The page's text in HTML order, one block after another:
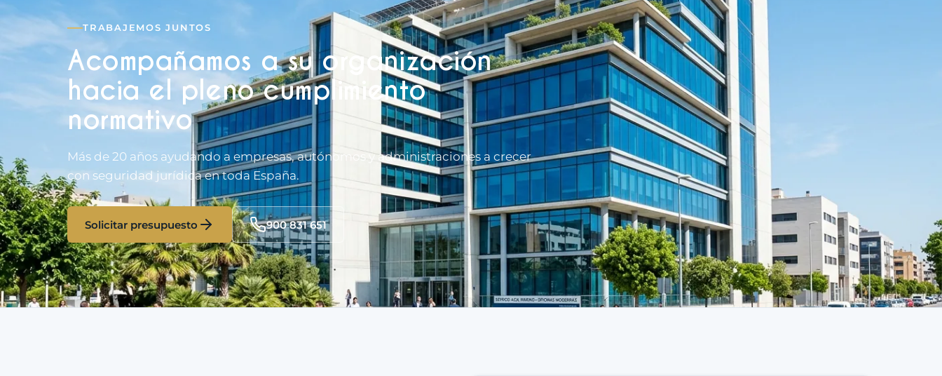
TRABAJEMOS JUNTOS
Acompañamos a su organización
hacia el pleno cumplimiento
normativo
Más de 20 años ayudando a empresas, autónomos y administraciones a crecer
con seguridad jurídica en toda España.
Solicitar presupuesto 900 831 651